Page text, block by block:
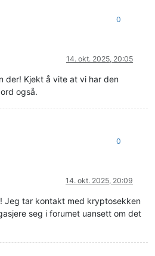
0
14. okt. 2025, 20:05
der! Kjekt å vite at vi har den
også.
0
14. okt. 2025, 20:09
Jeg tar kontakt med kryptosekken
seg i forumet uansett om det